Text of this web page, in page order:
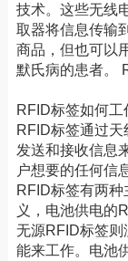
技术。这些无线
取器将信息传输
商品，但也可以
默氏病的患者。
RFID标签如何工
RFID标签通过天
发送和接收信息
户想要的任何信
RFID标签有两
义，电池供电的
无源RFID标签则
能来工作。电池